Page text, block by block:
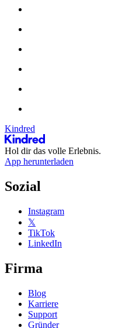
Kindred
Hol dir das volle Erlebnis.
App herunterladen
Sozial
Instagram
𝕏
TikTok
LinkedIn
Firma
Blog
Karriere
Support
Gründer